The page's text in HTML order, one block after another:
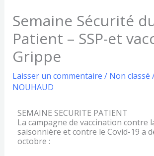
Semaine Sécurité
Patient – SSP-et
Grippe
Laisser un commentaire / Non classé
NOUHAUD
SEMAINE SECURITE PATIENT
La campagne de vaccination contre
saisonnière et contre le Covid-19 a
octobre :